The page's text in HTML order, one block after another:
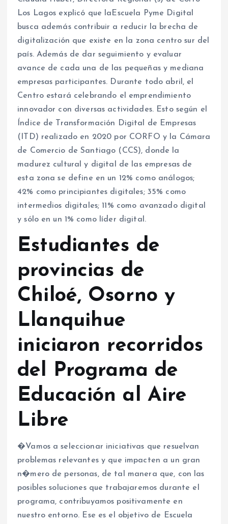
Los Lagos explicó que laEscuela Pyme Digital
busca además contribuir a reducir la brecha de
digitalización que existe en la zona centro sur del
país. Además de dar seguimiento y evaluar
avance de cada una de las pequeñas y mediana
empresas participantes. Durante todo abril, el
Centro estará celebrando el emprendimiento
innovador con diversas actividades. Esto según el
Índice de Transformación Digital de Empresas
(ITD) realizado en 2020 por CORFO y la Cámara
de Comercio de Santiago (CCS), donde la
madurez cultural y digital de las empresas de
esta zona se define en un 12% como análogos;
42% como principiantes digitales; 35% como
intermedios digitales; 11% como avanzado digital
y sólo en un 1% como líder digital.
Estudiantes de
provincias de
Chiloé, Osorno y
Llanquihue
iniciaron recorridos
del Programa de
Educación al Aire
Libre
�Vamos a seleccionar iniciativas que resuelvan
problemas relevantes y que impacten a un gran
n�mero de personas, de tal manera que, con las
posibles soluciones que trabajaremos durante el
programa, contribuyamos positivamente en
nuestro entorno. Ese es el objetivo de Escuela